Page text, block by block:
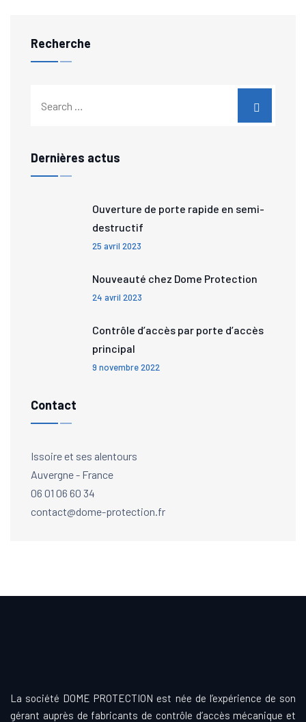
Recherche
Dernières actus
Ouverture de porte rapide en semi-
destructif
25 avril 2023
Nouveauté chez Dome Protection
24 avril 2023
Contrôle d’accès par porte d’accès
principal
9 novembre 2022
Contact
Issoire et ses alentours
Auvergne - France
06 01 06 60 34
contact@dome-protection.fr
La société DOME PROTECTION est née de l’expérience de son
gérant auprès de fabricants de contrôle d’accès mécanique et